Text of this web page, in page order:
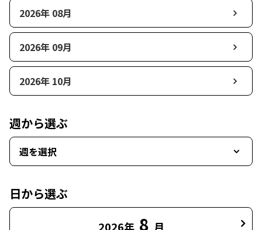
2026年 08月
2026年 09月
2026年 10月
週から選ぶ
週を選択
日から選ぶ
2026年 8 月